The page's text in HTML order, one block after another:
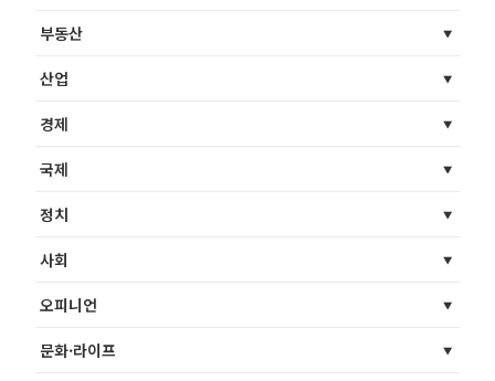
부동산
산업
경제
국제
정치
사회
오피니언
문화·라이프